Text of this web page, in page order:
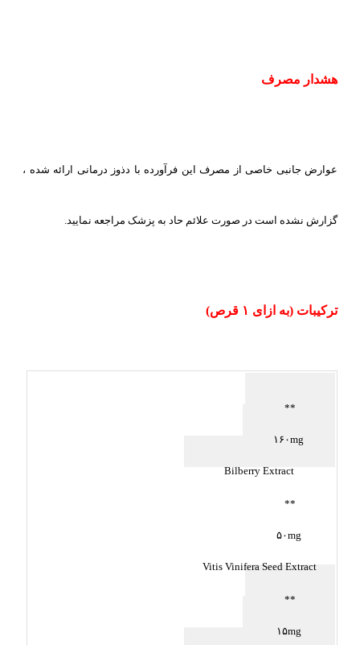
هشدار مصرف
عوارض جانبی خاصی از مصرف این فرآورده با دذوز درمانی ارائه شده ،
گزارش نشده است در صورت علائم حاد به پزشک مراجعه نمایید.
ترکیبات (به ازای ۱ قرص )
**
۱۶۰mg
Bilberry Extract
**
۵۰mg
Vitis Vinifera Seed Extract
**
۱۵mg